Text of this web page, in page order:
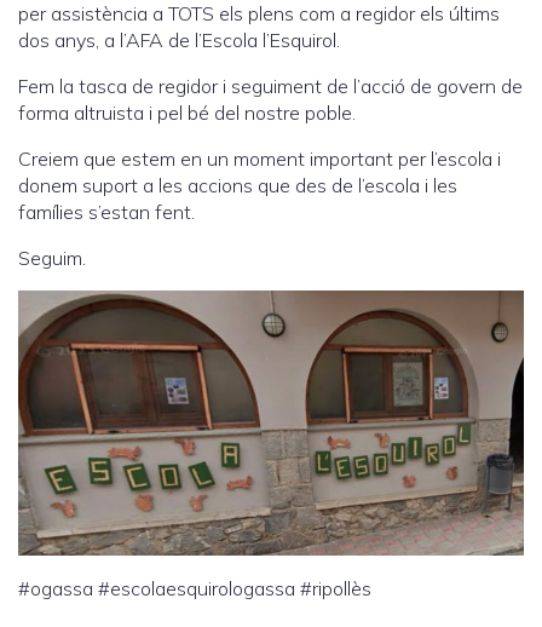
per assistència a TOTS els plens com a regidor els últims
dos anys, a l’AFA de l’Escola l’Esquirol.
Fem la tasca de regidor i seguiment de l’acció de govern de
forma altruista i pel bé del nostre poble.
Creiem que estem en un moment important per l’escola i
donem suport a les accions que des de l’escola i les
famílies s’estan fent.
Seguim.
#ogassa #escolaesquirologassa #ripollès